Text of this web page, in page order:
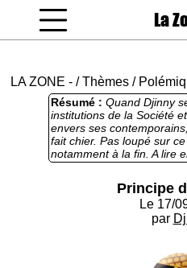
La
LA ZONE - /Thèmes /
Résumé : Quand Djinny
institutions de la Société
envers ses
fait chier. Pas loupé sur
notamment à la fin. A lire
Principe
Le 17/
par